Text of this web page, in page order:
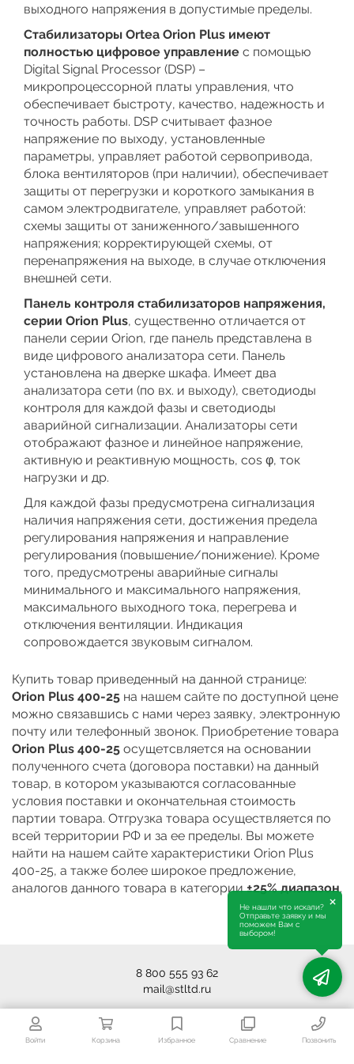
Войти Корзина Избранное Сравнение Позвонить
выходного напряжения в допустимые пределы.
Стабилизаторы Ortea Orion Plus имеют
полностью цифровое управление с помощью
Digital Signal Processor (DSP) –
микропроцессорной платы управления, что
обеспечивает быстроту, качество, надежность и
точность работы. DSP считывает фазное
напряжение по выходу, установленные
параметры, управляет работой сервопривода,
блока вентиляторов (при наличии), обеспечивает
защиты от перегрузки и короткого замыкания в
самом электродвигателе, управляет работой:
схемы защиты от заниженного/завышенного
напряжения; корректирующей схемы, от
перенапряжения на выходе, в случае отключения
внешней сети.
Панель контроля стабилизаторов напряжения,
серии Orion Plus, существенно отличается от
панели серии Orion, где панель представлена в
виде цифрового анализатора сети. Панель
установлена на дверке шкафа. Имеет два
анализатора сети (по вх. и выходу), светодиоды
контроля для каждой фазы и светодиоды
аварийной сигнализации. Анализаторы сети
отображают фазное и линейное напряжение,
активную и реактивную мощность, cos φ, ток
нагрузки и др.
Для каждой фазы предусмотрена сигнализация
наличия напряжения сети, достижения предела
регулирования напряжения и направление
регулирования (повышение/понижение). Кроме
того, предусмотрены аварийные сигналы
минимального и максимального напряжения,
максимального выходного тока, перегрева и
отключения вентиляции. Индикация
сопровождается звуковым сигналом.
Купить товар приведенный на данной странице:
Orion Plus 400-25 на нашем сайте по доступной цене
можно связавшись с нами через заявку, электронную
почту или телефонный звонок. Приобретение товара
Orion Plus 400-25 осущетсвляется на основании
полученного счета (договора поставки) на данный
товар, в котором указываются согласованные
условия поставки и окончательная стоимость
партии товара. Отгрузка товара осуществляется по
всей территории РФ и за ее пределы. Вы можете
найти на нашем сайте характеристики Orion Plus
400-25, а также более широкое предложение,
аналогов данного товара в категории±25% диапазон.
8 800 555 93 62
mail@stltd.ru
Не нашли что искали?
Отправьте заявку и мы
поможем Вам с
выбором!
×